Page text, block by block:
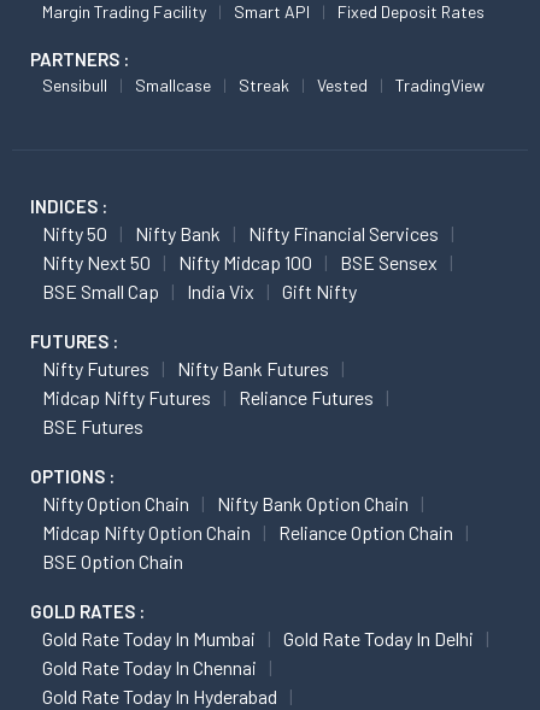
Margin Trading Facility
Smart API Fixed Deposit Rates
PARTNERS :
Sensibull Smallcase Streak Vested TradingView
INDICES :
Nifty 50 Nifty Bank
Nifty Financial Services
Nifty Next 50
Nifty Midcap 100
BSE Sensex
BSE Small Cap
India Vix Gift Nifty
FUTURES :
Nifty Futures
Nifty Bank Futures
Midcap Nifty Futures
Reliance Futures
BSE Futures
OPTIONS :
Nifty Option Chain
Nifty Bank Option Chain
Midcap Nifty Option Chain
Reliance Option Chain
BSE Option Chain
GOLD RATES :
Gold Rate Today In Mumbai
Gold Rate Today In Delhi
Gold Rate Today In Chennai
Gold Rate Today In Hyderabad